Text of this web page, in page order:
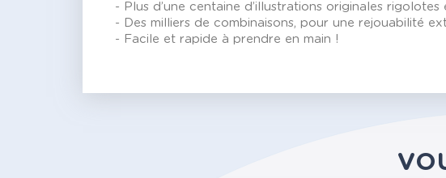
- Plus d’une centaine d’illustrations originales rigolotes
- Des milliers de combinaisons, pour une rejouabilité
- Facile et rapide à prendre en main !